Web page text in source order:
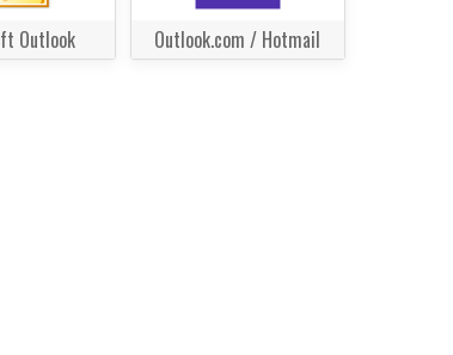
Outlook Outlook.com / Hotmail